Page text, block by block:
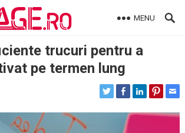
MENU
trucuri pentru a
pe termen lung